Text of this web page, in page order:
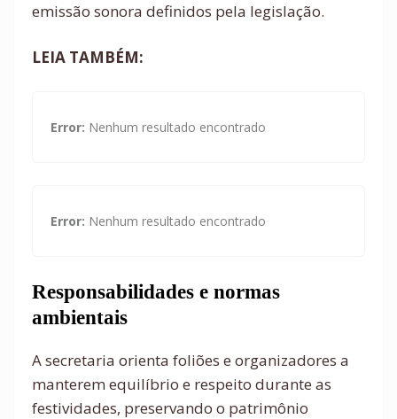
emissão sonora definidos pela legislação.
LEIA TAMBÉM:
Error: Nenhum resultado encontrado
Error: Nenhum resultado encontrado
Responsabilidades e normas
ambientais
A secretaria orienta foliões e organizadores a
manterem equilíbrio e respeito durante as
festividades, preservando o patrimônio